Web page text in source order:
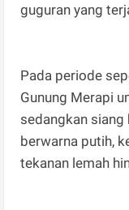
guguran yang
Pada periode
Gunung Merapi
sedangkan
berwarna putih,
tekanan lemah